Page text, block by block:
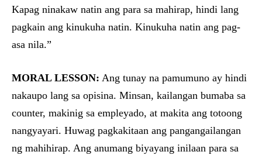
Kapag ninakaw natin ang para sa mahirap, hindi lang
pagkain ang kinukuha natin. Kinukuha natin ang pag-
asa nila.”
MORAL LESSON: Ang tunay na pamumuno ay hindi
nakaupo lang sa opisina. Minsan, kailangan bumaba sa
counter, makinig sa empleyado, at makita ang totoong
nangyayari. Huwag pagkakitaan ang pangangailangan
ng mahihirap. Ang anumang biyayang inilaan para sa